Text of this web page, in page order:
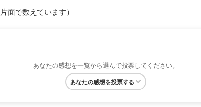
面で数えています）
あなたの感想を一覧から選んで投票してください。
あなたの感想を投票する